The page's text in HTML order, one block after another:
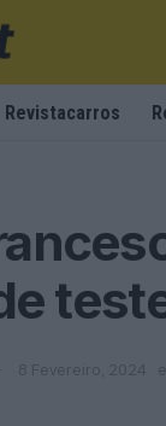
Revistacarros
8 Fevereiro, 2024